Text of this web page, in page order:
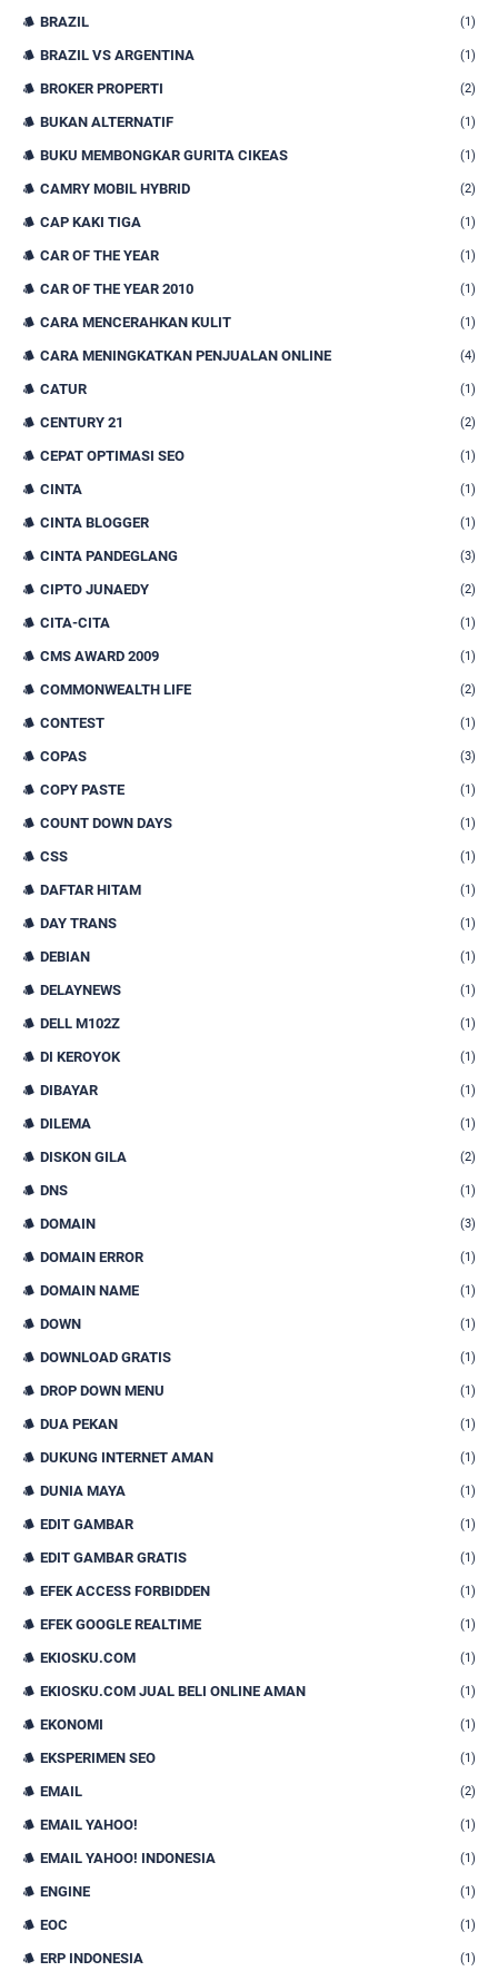
BRAZIL (1)
BRAZIL VS ARGENTINA (1)
BROKER PROPERTI (2)
BUKAN ALTERNATIF (1)
BUKU MEMBONGKAR GURITA CIKEAS (1)
CAMRY MOBIL HYBRID (2)
CAP KAKI TIGA (1)
CAR OF THE YEAR (1)
CAR OF THE YEAR 2010 (1)
CARA MENCERAHKAN KULIT (1)
CARA MENINGKATKAN PENJUALAN ONLINE (4)
CATUR (1)
CENTURY 21 (2)
CEPAT OPTIMASI SEO (1)
CINTA (1)
CINTA BLOGGER (1)
CINTA PANDEGLANG (3)
CIPTO JUNAEDY (2)
CITA-CITA (1)
CMS AWARD 2009 (1)
COMMONWEALTH LIFE (2)
CONTEST (1)
COPAS (3)
COPY PASTE (1)
COUNT DOWN DAYS (1)
CSS (1)
DAFTAR HITAM (1)
DAY TRANS (1)
DEBIAN (1)
DELAYNEWS (1)
DELL M102Z (1)
DI KEROYOK (1)
DIBAYAR (1)
DILEMA (1)
DISKON GILA (2)
DNS (1)
DOMAIN (3)
DOMAIN ERROR (1)
DOMAIN NAME (1)
DOWN (1)
DOWNLOAD GRATIS (1)
DROP DOWN MENU (1)
DUA PEKAN (1)
DUKUNG INTERNET AMAN (1)
DUNIA MAYA (1)
EDIT GAMBAR (1)
EDIT GAMBAR GRATIS (1)
EFEK ACCESS FORBIDDEN (1)
EFEK GOOGLE REALTIME (1)
EKIOSKU.COM (1)
EKIOSKU.COM JUAL BELI ONLINE AMAN (1)
EKONOMI (1)
EKSPERIMEN SEO (1)
EMAIL (2)
EMAIL YAHOO! (1)
EMAIL YAHOO! INDONESIA (1)
ENGINE (1)
EOC (1)
ERP INDONESIA (1)